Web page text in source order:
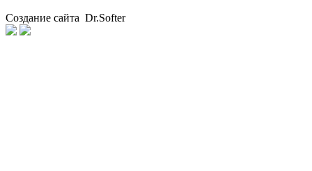
Создание сайта Dr.Softer